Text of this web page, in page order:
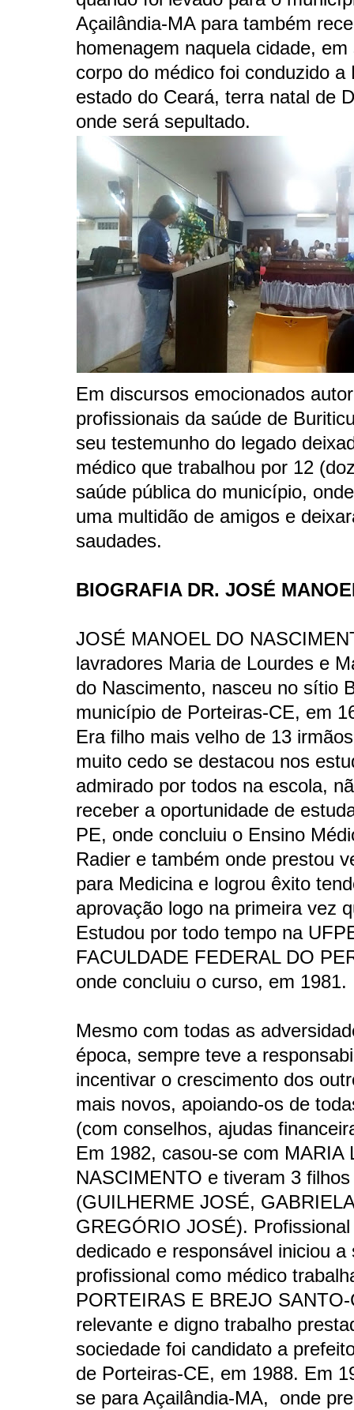
Açailândia-MA para também
homenagem naquela cidade, em
corpo do médico foi conduzido a
estado do Ceará, terra natal de
onde será sepultado.
Em discursos emocionados
profissionais da saúde de
seu testemunho do legado
médico que trabalhou por 12
saúde pública do município,
uma multidão de amigos e
saudades.
BIOGRAFIA DR. JOSÉ
JOSÉ MANOEL DO
lavradores Maria de Lourdes e
do Nascimento, nasceu no sítio
município de Porteiras-CE, em
Era filho mais velho de 13
muito cedo se destacou nos
admirado por todos na escola,
receber a oportunidade de
PE, onde concluiu o Ensino
Radier e também onde prestou
para Medicina e logrou êxito
aprovação logo na primeira vez
Estudou por todo tempo na
FACULDADE FEDERAL DO
onde concluiu o curso, em 1981.
Mesmo com todas as
época, sempre teve a
incentivar o crescimento dos
mais novos, apoiando-os de
(com conselhos, ajudas
Em 1982, casou-se com MARIA
NASCIMENTO e tiveram 3 filhos
(GUILHERME JOSÉ,
GREGÓRIO JOSÉ).
dedicado e responsável iniciou a
profissional como médico
PORTEIRAS E BREJO
relevante e digno trabalho
sociedade foi candidato a
de Porteiras-CE, em 1988. Em
se para Açailândia-MA, onde